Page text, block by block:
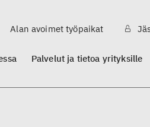
Alan avoimet työpaikat
Palvelut ja tietoa yrityksille